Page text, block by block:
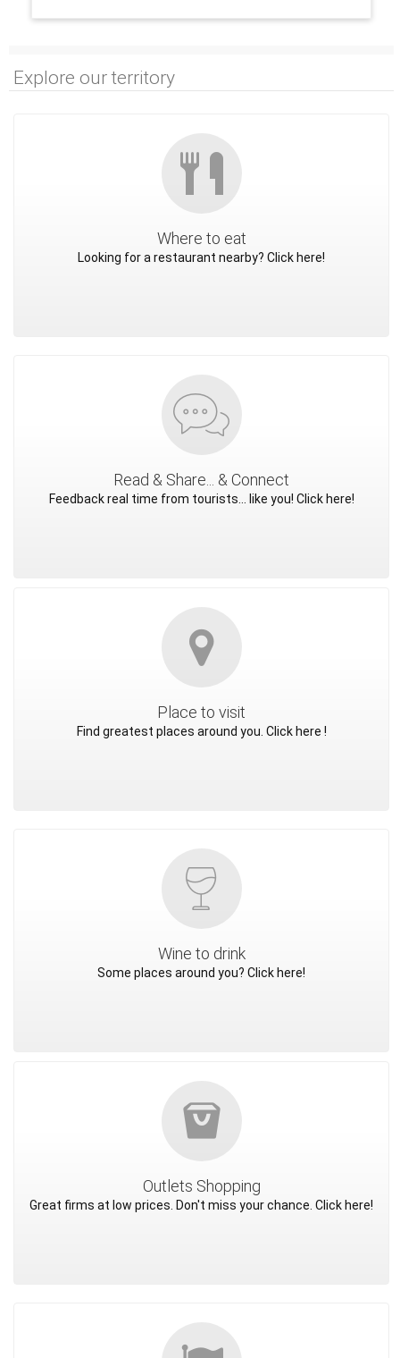
Explore our territory
Where to eat
Looking for a restaurant nearby? Click here!
Read & Share... & Connect
Feedback real time from tourists... like you! Click here!
Place to visit
Find greatest places around you. Click here !
Wine to drink
Some places around you? Click here!
Outlets Shopping
Great firms at low prices. Don't miss your chance. Click here!